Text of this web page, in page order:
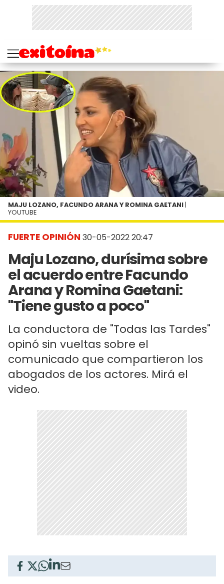
FUERTE OPINIÓN 30-05-2022 20:47
Maju Lozano, durísima sobre
el acuerdo entre Facundo
Arana y Romina Gaetani:
"Tiene gusto a poco"
La conductora de "Todas las Tardes"
opinó sin vueltas sobre el
comunicado que compartieron los
abogados de los actores. Mirá el
video.
MAJU LOZANO, FACUNDO ARANA Y ROMINA GAETANI |
YOUTUBE